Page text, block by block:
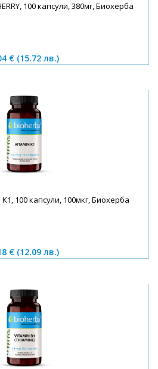
100 капсули, 380мг, Биохерба
€ (15.72 лв.)
100 капсули, 100мкг, Биохерба
€ (12.09 лв.)